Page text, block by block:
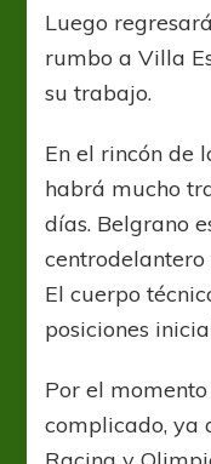
Luego
rumbo a Villa
su trabajo.
En el rincón de
habrá mucho
días. Belgrano
El cuerpo
posiciones
Por el
complicado, ya